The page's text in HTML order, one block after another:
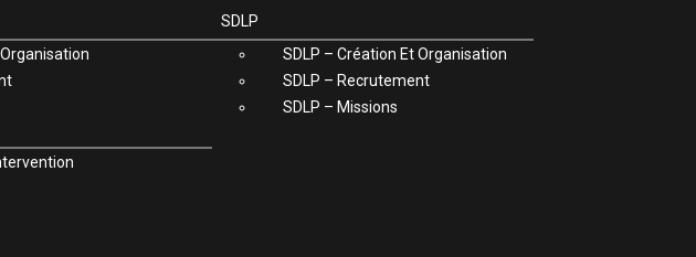
SDLP
SDLP – Création Et Organisation
SDLP – Recrutement
SDLP – Missions